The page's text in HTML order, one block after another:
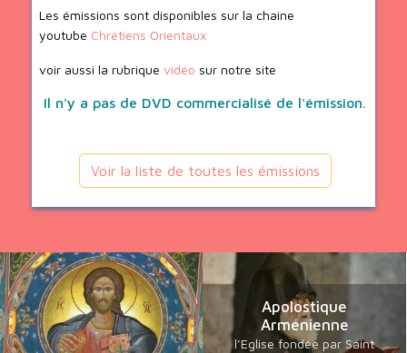
Les émissions sont disponibles sur la chaine
youtube Chrétiens Orientaux
voir aussi la rubrique vidéo sur notre site
Il n'y a pas de DVD commercialisé de l'émission.
Voir la liste de toutes les émissions
Apolostique
Arménienne
l’Eglise fondée par Saint